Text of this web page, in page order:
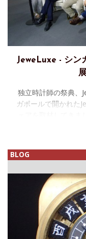
JeweLuxe - シン
独立時計師の祭典、
ガポールで開かれた
非常に人気がある
BLOG